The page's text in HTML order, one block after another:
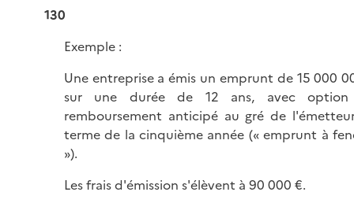
130
Exemple :
Une entreprise a émis un emprunt de 15 000
sur une durée de 12 ans, avec
remboursement anticipé au gré de
terme de la cinquième année (« emprunt à
»).
Les frais d'émission s'élèvent à 90 000 €.